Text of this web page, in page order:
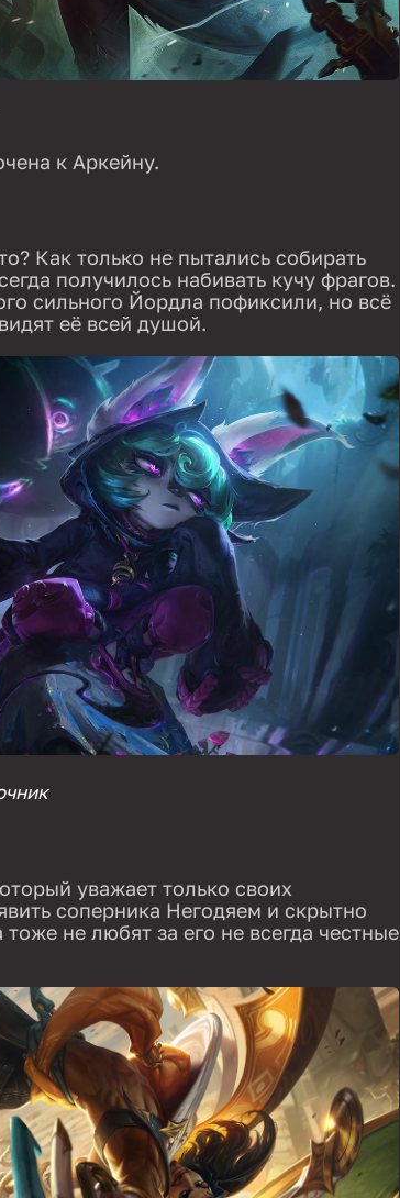
к Аркейну.
Как только не пытались собирать
получилось набивать кучу фрагов.
сильного Йордла пофиксили, но всё
её всей душой.
уважает только своих
соперника Негодяем и скрытно
не любят за его не всегда честные